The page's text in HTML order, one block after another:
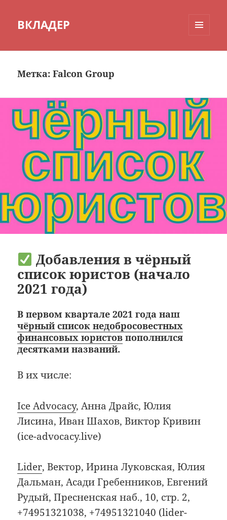
ВКЛАДЕР
Метка:Falcon Group
Добавления в чёрный
список юристов (начало
2021 года)
В первом квартале 2021 года наш
чёрный список недобросовестных
финансовых юристов пополнился
десятками названий.
В их числе:
Ice Advocacy, Анна Драйс, Юлия
Лисина, Иван Шахов, Виктор Кривин
(ice-advocacy.live)
Lider, Вектор, Ирина Луковская, Юлия
Дальман, Асади Гребенников, Евгений
Рудый, Пресненская наб., 10, стр. 2,
+74951321038, +74951321040 (lider-